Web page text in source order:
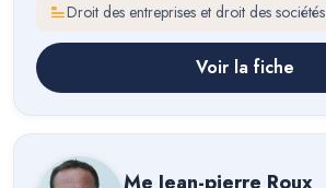
Droit des entreprises et droit des sociétés
Voir la fiche